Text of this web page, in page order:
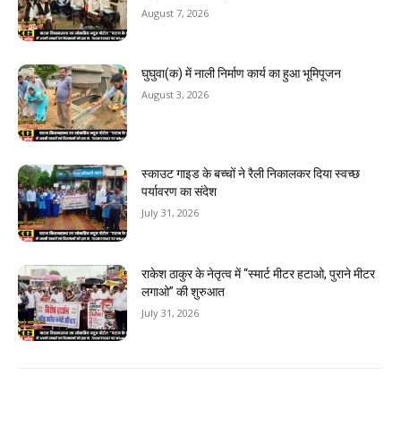
August 7, 2026
घुघुवा(क) में नाली निर्माण कार्य का हुआ भूमिपूजन
August 3, 2026
स्काउट गाइड के बच्चों ने रैली निकालकर दिया स्वच्छ
पर्यावरण का संदेश
July 31, 2026
राकेश ठाकुर के नेतृत्व में “स्मार्ट मीटर हटाओ, पुराने मीटर
लगाओ” की शुरुआत
July 31, 2026